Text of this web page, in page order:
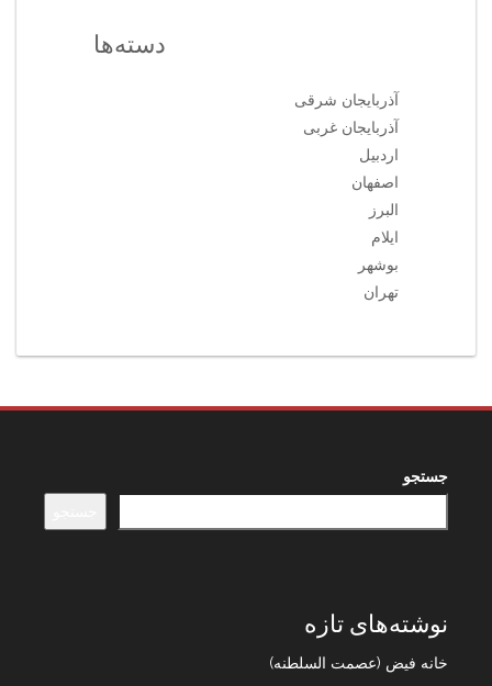
دسته‌ها
آذربایجان شرقی
آذربایجان غربی
اردبیل
اصفهان
البرز
ایلام
بوشهر
تهران
جستجو
نوشته‌های تازه
خانه فیض (عصمت السلطنه)